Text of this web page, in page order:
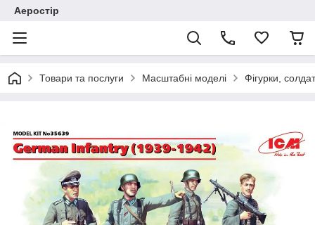
Аеростір
Товари та послуги Масштабні моделі Фігурки,